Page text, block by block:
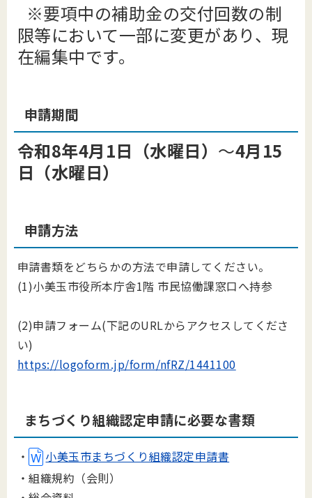
※要項中の補助金の交付回数の制
限等において一部に変更があり、現
在編集中です。
申請期間
令和8年4月1日（水曜日） ～4月15
日（水曜日）
申請方法
申請書類をどちらかの方法で申請してください。
(1)小美玉市役所本庁舎1階 市民協働課窓口へ持参
(2)申請フォーム(下記のURLからアクセスしてくださ
い)
https://logoform.jp/form/nfRZ/1441100
まちづくり組織認定申請に必要な書類
・
小美玉市まちづくり組織認定申請書
・組織規約（会則）